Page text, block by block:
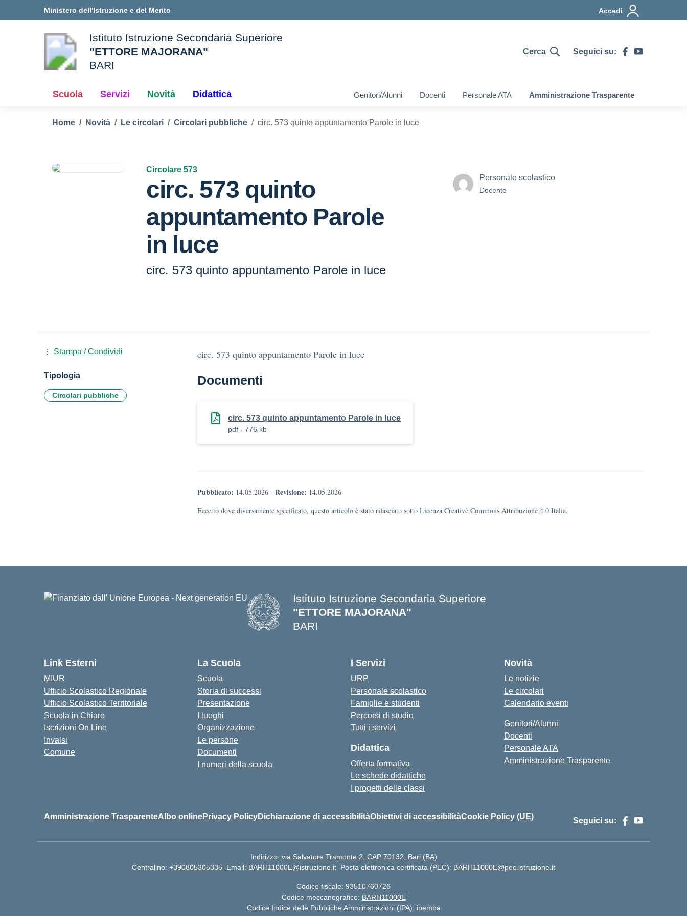
Ministero dell'Istruzione e del Merito Accedi
scuola
Istituto Istruzione Secondaria Superiore
"ETTORE MAJORANA"
BARI
Cerca Seguici su:
Scuola Servizi Novità Didattica Genitori/Alunni Docenti Personale ATA Amministrazione Trasparente
Home Novità Le circolari Circolari pubbliche circ. 573 quinto appuntamento Parole in luce
Circolare 573
circ. 573 quinto
appuntamento Parole
in luce
circ. 573 quinto appuntamento Parole in luce
Personale scolastico
Docente
circ. 573 quinto appuntamento Parole in luce
Documenti
circ. 573 quinto appuntamento Parole in luce
pdf - 776 kb
Pubblicato: 14.05.2026 - Revisione: 14.05.2026
Eccetto dove diversamente specificato, questo articolo è stato rilasciato sotto Licenza Creative Commons Attribuzione 4.0 Italia.
Stampa / Condividi
Tipologia
Circolari pubbliche
Istituto Istruzione Secondaria Superiore
"ETTORE MAJORANA"
BARI
Link Esterni
MIUR
Ufficio Scolastico Regionale
Ufficio Scolastico Territoriale
Scuola in Chiaro
Iscrizioni On Line
Invalsi
Comune
La Scuola
Scuola
Storia di successi
Presentazione
I luoghi
Organizzazione
Le persone
Documenti
I numeri della scuola
I Servizi
URP
Personale scolastico
Famiglie e studenti
Percorsi di studio
Tutti i servizi
Didattica
Offerta formativa
Le schede didattiche
I progetti delle classi
Novità
Le notizie
Le circolari
Calendario eventi
Genitori/Alunni
Docenti
Personale ATA
Amministrazione Trasparente
Amministrazione TrasparenteAlbo onlinePrivacy PolicyDichiarazione di accessibilitàObiettivi di accessibilitàCookie Policy (UE) Seguici su:
Indirizzo: via Salvatore Tramonte 2, CAP 70132, Bari (BA)
Centralino: +390805305335 Email: BARH11000E@istruzione.it Posta elettronica certificata (PEC): BARH11000E@pec.istruzione.it
Codice fiscale: 93510760726
Codice meccanografico: BARH11000E
Codice Indice delle Pubbliche Amministrazioni (IPA): ipemba